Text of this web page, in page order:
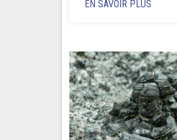
EN SAVOIR PLUS